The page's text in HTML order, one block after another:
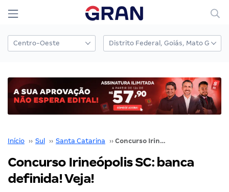
Início ›› Sul ›› Santa Catarina ›› Concurso Irineópolis SC: banca definida! Veja!
Concurso Irineópolis SC: banca
definida! Veja!